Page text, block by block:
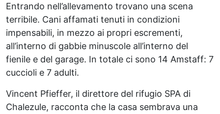
Entrando nell’allevamento trovano una scena
terribile. Cani affamati tenuti in condizioni
impensabili, in mezzo ai propri escrementi,
all’interno di gabbie minuscole all’interno del
fienile e del garage. In totale ci sono 14 Amstaff: 7
cuccioli e 7 adulti.
Vincent Pfieffer, il direttore del rifugio SPA di
Chalezule, racconta che la casa sembrava una